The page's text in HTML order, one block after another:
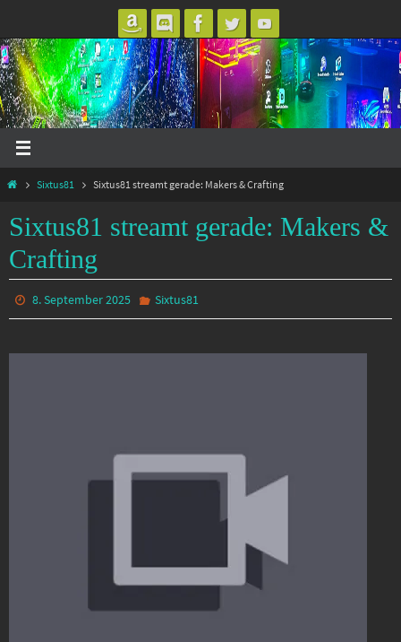
Inhalt
springen
StartSixtus81 Sixtus81 streamt gerade: Makers & Crafting
Sixtus81 streamt gerade: Makers &
Crafting
8. September 2025 Sixtus81